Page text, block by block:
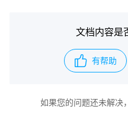
文档内容是
有帮助
如果您的问题还未解决